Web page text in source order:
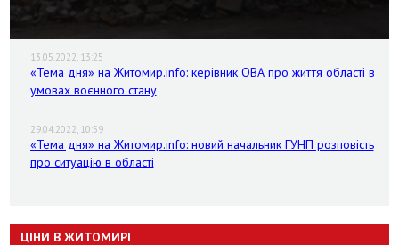
13.05.2022, 13:25
«Тема дня» на Житомир.info: керівник ОВА про життя області в
умовах воєнного стану
29.04.2022, 10:59
«Тема дня» на Житомир.info: новий начальник ГУНП розповість
про ситуацію в області
ЦІНИ В ЖИТОМИРІ